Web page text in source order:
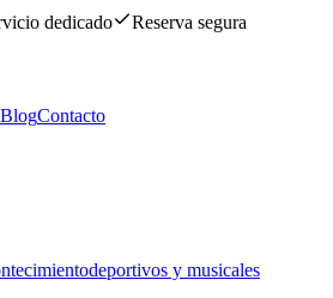
dedicado
Reserva segura
BlogContacto
deportivos y musicales